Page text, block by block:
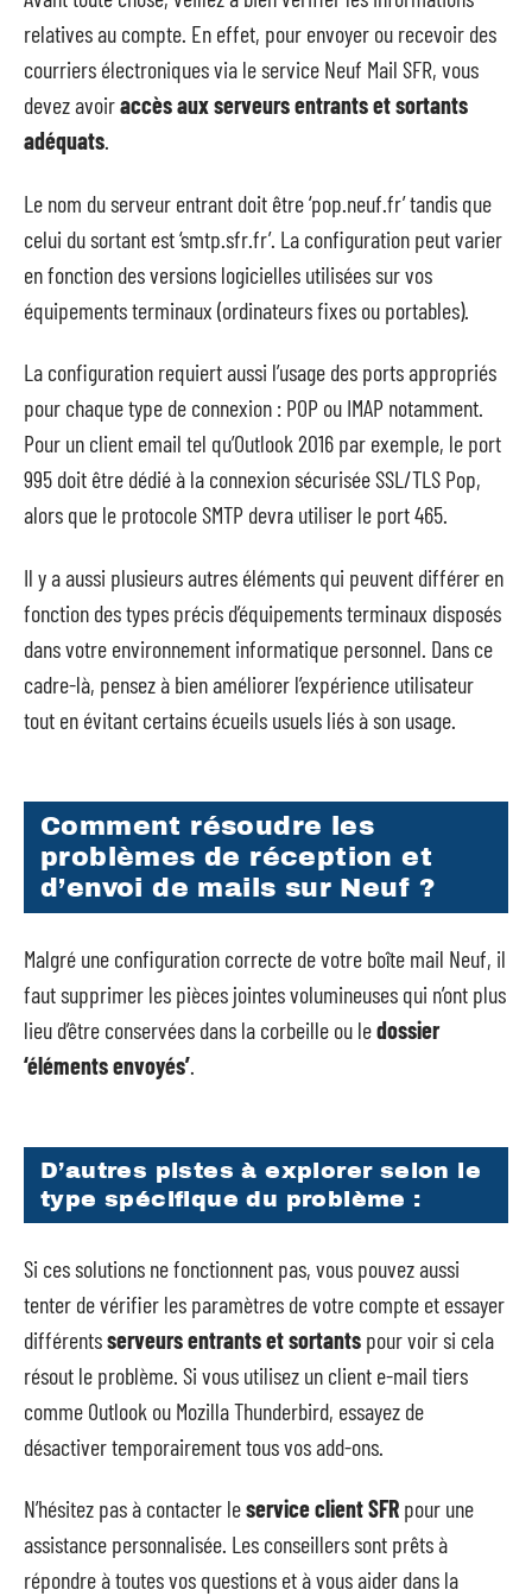
relatives au compte. En effet, pour envoyer ou recevoir des
courriers électroniques via le service Neuf Mail SFR, vous
devez avoiraccès aux serveurs entrants et sortants
adéquats.
Le nom du serveur entrant doit être ‘pop.neuf.fr’ tandis que
celui du sortant est ‘smtp.sfr.fr’. La configuration peut varier
en fonction des versions logicielles utilisées sur vos
équipements terminaux (ordinateurs fixes ou portables).
La configuration requiert aussi l’usage des ports appropriés
pour chaque type de connexion : POP ou IMAP notamment.
Pour un client email tel qu’Outlook 2016 par exemple, le port
995 doit être dédié à la connexion sécurisée SSL/TLS Pop,
alors que le protocole SMTP devra utiliser le port 465.
Il y a aussi plusieurs autres éléments qui peuvent différer en
fonction des types précis d’équipements terminaux disposés
dans votre environnement informatique personnel. Dans ce
cadre-là, pensez à bien améliorer l’expérience utilisateur
tout en évitant certains écueils usuels liés à son usage.
Comment résoudre les
problèmes de réception et
d’envoi de mails sur Neuf ?
Malgré une configuration correcte de votre boîte mail Neuf, il
faut supprimer les pièces jointes volumineuses qui n’ont plus
lieu d’être conservées dans la corbeille ou ledossier
‘éléments envoyés’
D’autres pistes à explorer selon le
type spécifique du problème :
Si ces solutions ne fonctionnent pas, vous pouvez aussi
tenter de vérifier les paramètres de votre compte et essayer
différentsserveurs entrants et sortants pour voir si cela
résout le problème. Si vous utilisez un client e-mail tiers
comme Outlook ou Mozilla Thunderbird, essayez de
désactiver temporairement tous vos add-ons.
N’hésitez pas à contacter leservice client SFR pour une
assistance personnalisée. Les conseillers sont prêts à
répondre à toutes vos questions et à vous aider dans la